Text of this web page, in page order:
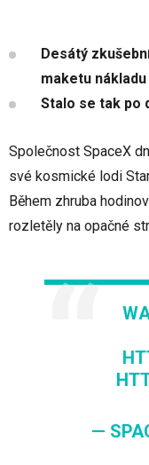
Desátý
maketu nákladu
Stalo se tak po
Společnost SpaceX
své kosmické lodi
Během zhruba
rozletěly na opačné
—